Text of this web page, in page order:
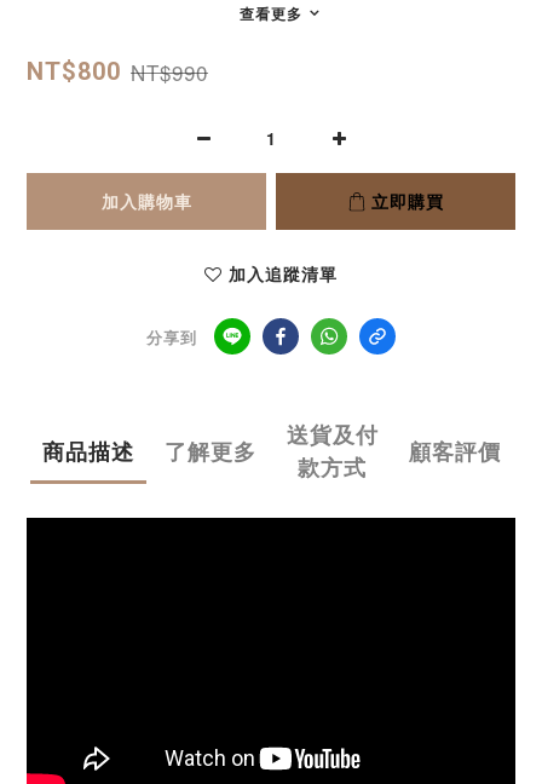
查看更多
NT$800 NT$990
加入購物車 立即購買
加入追蹤清單
分享到
商品描述 了解更多
送貨及付
款方式
顧客評價